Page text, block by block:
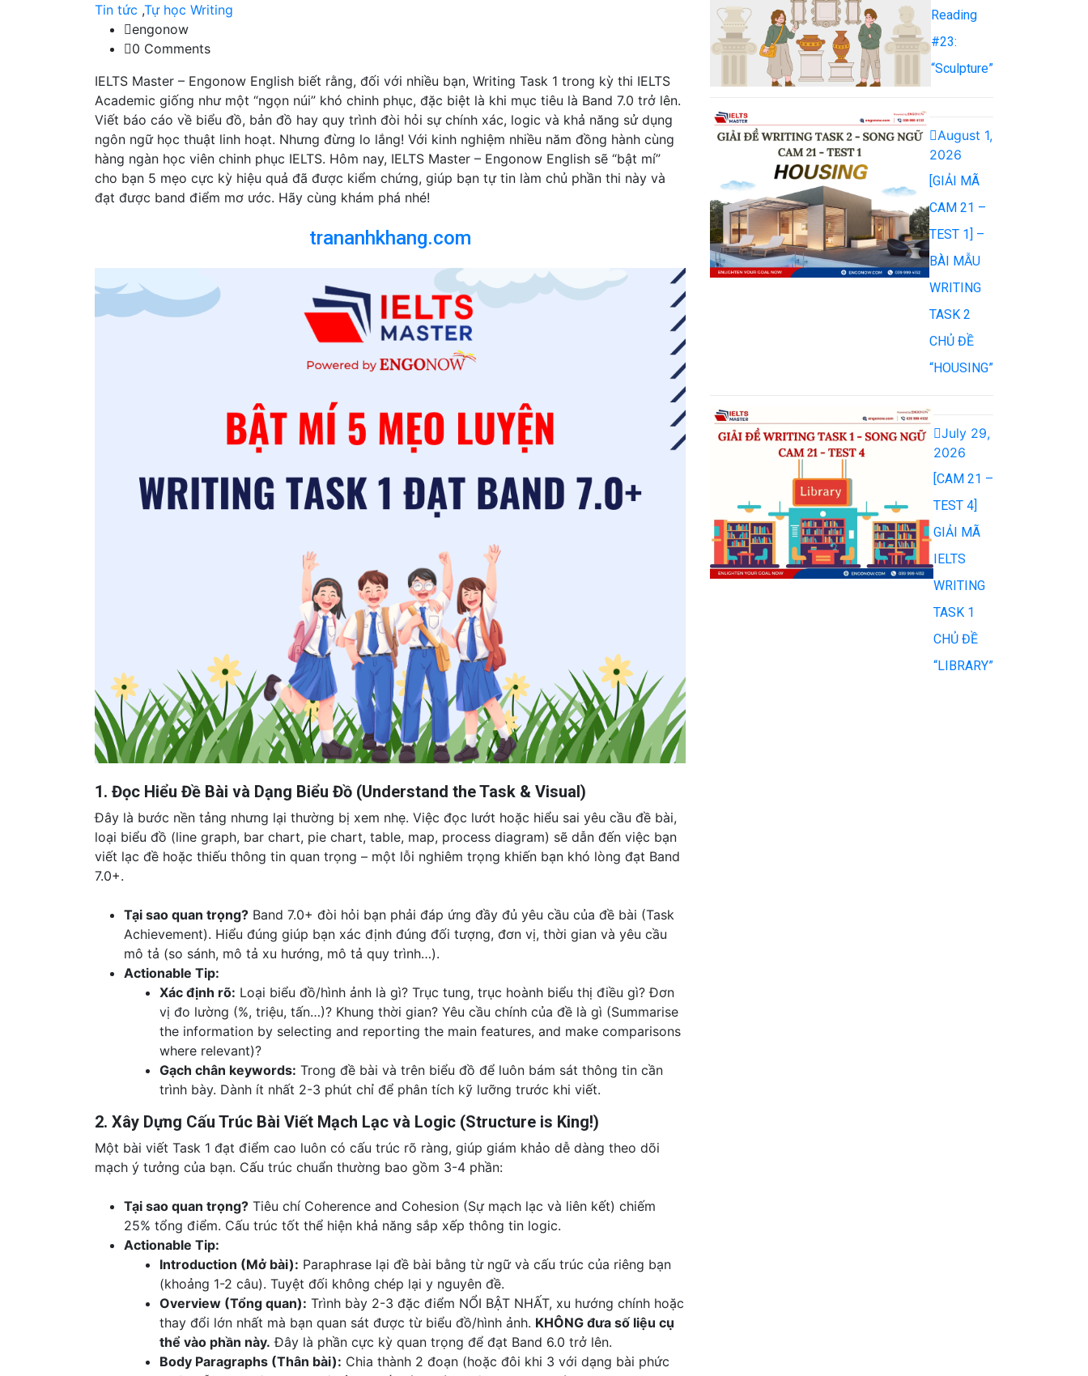
Tin tức ,Tự học Writing
engonow
0 Comments
IELTS Master – Engonow English biết rằng, đối với nhiều bạn, Writing Task 1 trong kỳ thi IELTS
Academic giống như một “ngọn núi” khó chinh phục, đặc biệt là khi mục tiêu là Band 7.0 trở lên.
Viết báo cáo về biểu đồ, bản đồ hay quy trình đòi hỏi sự chính xác, logic và khả năng sử dụng
ngôn ngữ học thuật linh hoạt. Nhưng đừng lo lắng! Với kinh nghiệm nhiều năm đồng hành cùng
hàng ngàn học viên chinh phục IELTS. Hôm nay, IELTS Master – Engonow English sẽ “bật mí”
cho bạn 5 mẹo cực kỳ hiệu quả đã được kiểm chứng, giúp bạn tự tin làm chủ phần thi này và
đạt được band điểm mơ ước. Hãy cùng khám phá nhé!
trananhkhang.com
1. Đọc Hiểu Đề Bài và Dạng Biểu Đồ (Understand the Task & Visual)
Đây là bước nền tảng nhưng lại thường bị xem nhẹ. Việc đọc lướt hoặc hiểu sai yêu cầu đề bài,
loại biểu đồ (line graph, bar chart, pie chart, table, map, process diagram) sẽ dẫn đến việc bạn
viết lạc đề hoặc thiếu thông tin quan trọng – một lỗi nghiêm trọng khiến bạn khó lòng đạt Band
7.0+.
Tại sao quan trọng? Band 7.0+ đòi hỏi bạn phải đáp ứng đầy đủ yêu cầu của đề bài (Task
Achievement). Hiểu đúng giúp bạn xác định đúng đối tượng, đơn vị, thời gian và yêu cầu
mô tả (so sánh, mô tả xu hướng, mô tả quy trình…).
Actionable Tip:
Xác định rõ: Loại biểu đồ/hình ảnh là gì? Trục tung, trục hoành biểu thị điều gì? Đơn
vị đo lường (%, triệu, tấn…)? Khung thời gian? Yêu cầu chính của đề là gì (Summarise
the information by selecting and reporting the main features, and make comparisons
where relevant)?
Gạch chân keywords: Trong đề bài và trên biểu đồ để luôn bám sát thông tin cần
trình bày. Dành ít nhất 2-3 phút chỉ để phân tích kỹ lưỡng trước khi viết.
2. Xây Dựng Cấu Trúc Bài Viết Mạch Lạc và Logic (Structure is King!)
Một bài viết Task 1 đạt điểm cao luôn có cấu trúc rõ ràng, giúp giám khảo dễ dàng theo dõi
mạch ý tưởng của bạn. Cấu trúc chuẩn thường bao gồm 3-4 phần:
Tại sao quan trọng? Tiêu chí Coherence and Cohesion (Sự mạch lạc và liên kết) chiếm
25% tổng điểm. Cấu trúc tốt thể hiện khả năng sắp xếp thông tin logic.
Actionable Tip:
Introduction (Mở bài): Paraphrase lại đề bài bằng từ ngữ và cấu trúc của riêng bạn
(khoảng 1-2 câu). Tuyệt đối không chép lại y nguyên đề.
Overview (Tổng quan): Trình bày 2-3 đặc điểm NỔI BẬT NHẤT, xu hướng chính hoặc
thay đổi lớn nhất mà bạn quan sát được từ biểu đồ/hình ảnh. KHÔNG đưa số liệu cụ
thể vào phần này. Đây là phần cực kỳ quan trọng để đạt Band 6.0 trở lên.
Body Paragraphs (Thân bài): Chia thành 2 đoạn (hoặc đôi khi 3 với dạng bài phức
Reading
#23:
“Sculpture”
August 1,
2026
[GIẢI MÃ
CAM 21 –
TEST 1] –
BÀI MẪU
WRITING
TASK 2
CHỦ ĐỀ
“HOUSING”
July 29,
2026
[CAM 21 –
TEST 4]
GIẢI MÃ
IELTS
WRITING
TASK 1
CHỦ ĐỀ
“LIBRARY”